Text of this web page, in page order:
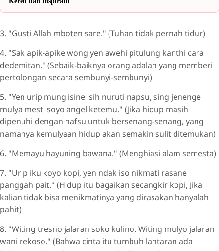
3. "Gusti Allah mboten sare." (Tuhan tidak pernah tidur)
4. "Sak apik-apike wong yen awehi pitulung kanthi cara
dedemitan." (Sebaik-baiknya orang adalah yang memberi
pertolongan secara sembunyi-sembunyi)
5. "Yen urip mung isine isih nuruti napsu, sing jenenge
mulya mesti soyo angel ketemu." (Jika hidup masih
dipenuhi dengan nafsu untuk bersenang-senang, yang
namanya kemulyaan hidup akan semakin sulit ditemukan)
6. "Memayu hayuning bawana." (Menghiasi alam semesta)
7. "Urip iku koyo kopi, yen ndak iso nikmati rasane
panggah pait." (Hidup itu bagaikan secangkir kopi, Jika
kalian tidak bisa menikmatinya yang dirasakan hanyalah
pahit)
8. "Witing tresno jalaran soko kulino. Witing mulyo jalaran
wani rekoso." (Bahwa cinta itu tumbuh lantaran ada